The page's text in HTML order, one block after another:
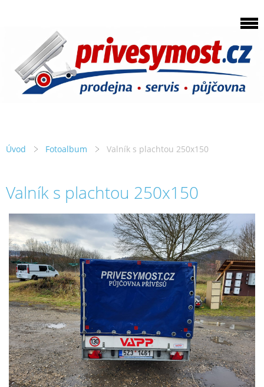
Úvod Fotoalbum Valník s plachtou 250x150
Valník s plachtou 250x150